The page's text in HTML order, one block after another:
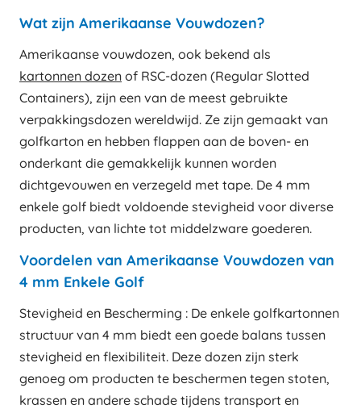
Wat zijn Amerikaanse Vouwdozen?
Amerikaanse vouwdozen, ook bekend als
kartonnen dozen of RSC-dozen (Regular Slotted
Containers), zijn een van de meest gebruikte
verpakkingsdozen wereldwijd. Ze zijn gemaakt van
golfkarton en hebben flappen aan de boven- en
onderkant die gemakkelijk kunnen worden
dichtgevouwen en verzegeld met tape. De 4 mm
enkele golf biedt voldoende stevigheid voor diverse
producten, van lichte tot middelzware goederen.
Voordelen van Amerikaanse Vouwdozen van
4 mm Enkele Golf
Stevigheid en Bescherming : De enkele golfkartonnen
structuur van 4 mm biedt een goede balans tussen
stevigheid en flexibiliteit. Deze dozen zijn sterk
genoeg om producten te beschermen tegen stoten,
krassen en andere schade tijdens transport en